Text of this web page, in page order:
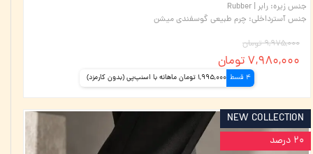
جنس زیره: رابر | Rubber
جنس آسترداخلی: چرم طبیعی گوسفندی میشن
۹,۹۷۵,۰۰۰ تومان
۷,۹۸۰,۰۰۰ تومان
4 قسط 1,995,000 تومان ماهانه با اسنپ‌پی (بدون کارمزد)
NEW COLLECTION
۲۰ درصد